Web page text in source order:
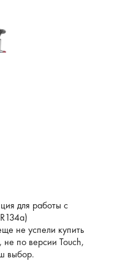
для работы с
не успели купить
по версии Touch,
выбор.